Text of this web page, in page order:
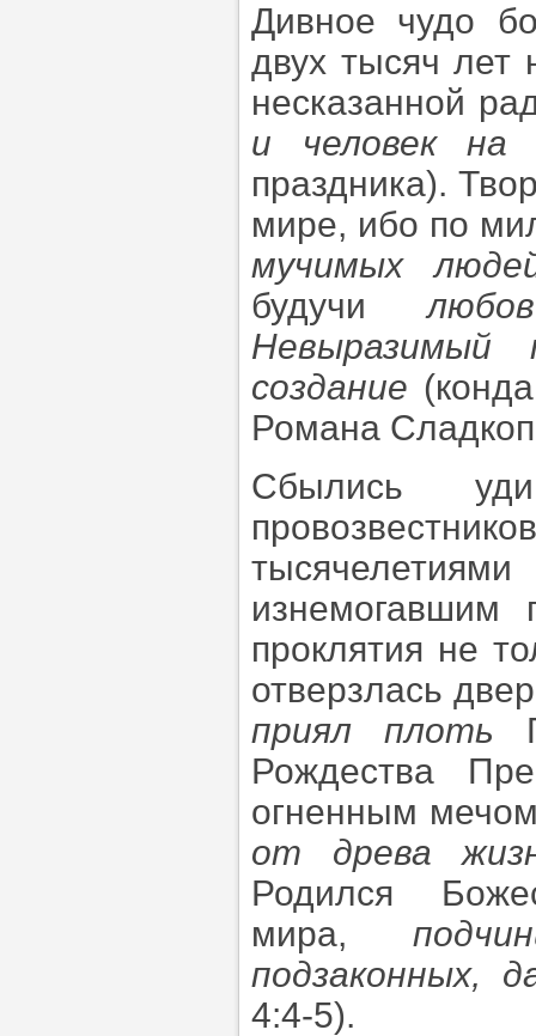
Дивное чудо
двух тысяч лет
несказанной
и человек
праздника).
мире, ибо по
мучимых
будучи
Невыразимый
создание
Романа
Сбылись
изнемогавшим
проклятия не
отверзлась
приял плоть
Рождества
огненным
от древа
Родился
мира,
подзаконных,
4:4-5).